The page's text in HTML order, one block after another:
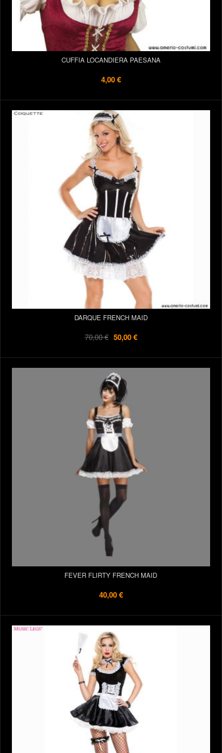
CUFFIA LOCANDIERA PAESANA
4,00 €
DARQUE FRENCH MAID
70,00 € 50,00 €
FEVER FLIRTY FRENCH MAID
40,00 €